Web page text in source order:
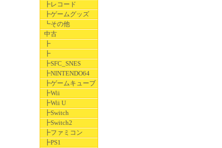
┣レコード
┣ゲームグッズ
┗その他
中古
┣
┣
┣SFC_SNES
┣NINTENDO64
┣ゲームキューブ
┣Wii
┣Wii U
┣Switch
┣Switch2
┣ファミコン
┣PS1